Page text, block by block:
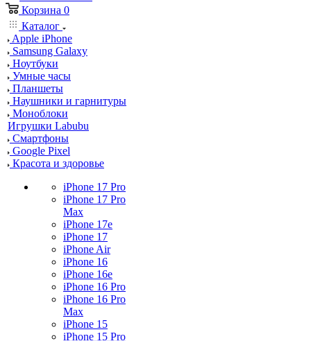
Корзина 0
Каталог
Apple iPhone
Samsung Galaxy
Ноутбуки
Умные часы
Планшеты
Наушники и гарнитуры
Моноблоки
Игрушки Labubu
Смартфоны
Google Pixel
Красота и здоровье
iPhone 17 Pro
iPhone 17 Pro
Max
iPhone 17e
iPhone 17
iPhone Air
iPhone 16
iPhone 16e
iPhone 16 Pro
iPhone 16 Pro
Max
iPhone 15
iPhone 15 Pro